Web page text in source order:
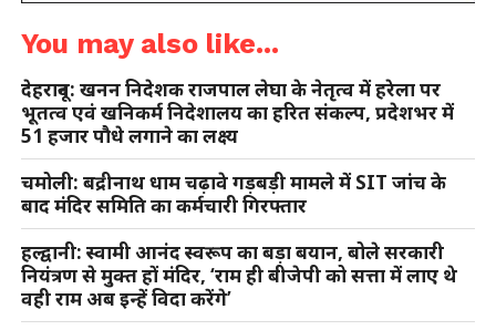
You may also like...
देहरादून: खनन निदेशक राजपाल लेघा के नेतृत्व में हरेला पर
भूतत्व एवं खनिकर्म निदेशालय का हरित संकल्प, प्रदेशभर में
51 हजार पौधे लगाने का लक्ष्य
चमोली: बद्रीनाथ धाम चढ़ावे गड़बड़ी मामले में SIT जांच के
बाद मंदिर समिति का कर्मचारी गिरफ्तार
हल्द्वानी: स्वामी आनंद स्वरूप का बड़ा बयान, बोले सरकारी
नियंत्रण से मुक्त हों मंदिर, ‘राम ही बीजेपी को सत्ता में लाए थे
वही राम अब इन्हें विदा करेंगे’